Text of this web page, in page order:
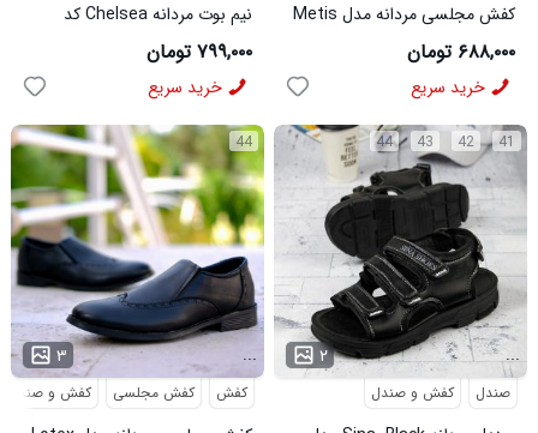
نیم بوت مردانه Chelsea کد
6413
۷۹۹,۰۰۰ تومان
خرید سریع
کفش مجلسی مردانه مدل Metis
کد 6328
۶۸۸,۰۰۰ تومان
خرید سریع
44
۳ ...
کفش کفش مجلسی کفش و صندل
41
42
43
44
۲ ...
صندل کفش و صندل